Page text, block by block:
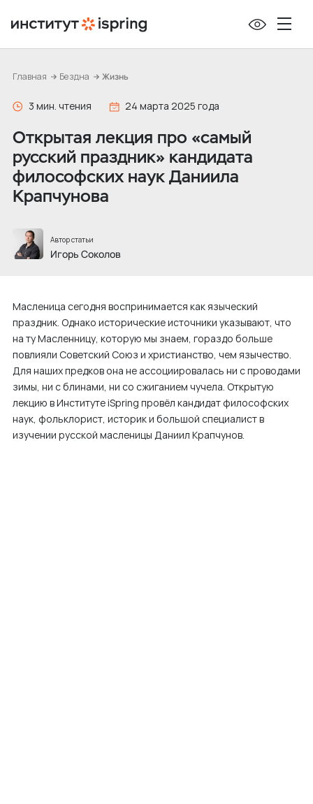
р
Главная Бездна Жизнь
3 мин. чтения 24 марта 2025 года
Открытая лекция про «самый
русский праздник» кандидата
философских наук Даниила
Крапчунова
Автор статьи
Игорь Соколов
Масленица сегодня воспринимается как языческий
праздник. Однако исторические источники указывают, что
на ту Масленницу, которую мы знаем, гораздо больше
повлияли Советский Союз и христианство, чем язычество.
Для наших предков она не ассоциировалась ни с проводами
зимы, ни с блинами, ни со сжиганием чучела. Открытую
лекцию в Институте iSpring провёл кандидат философских
наук, фольклорист, историк и большой специалист в
изучении русской масленицы Даниил Крапчунов.